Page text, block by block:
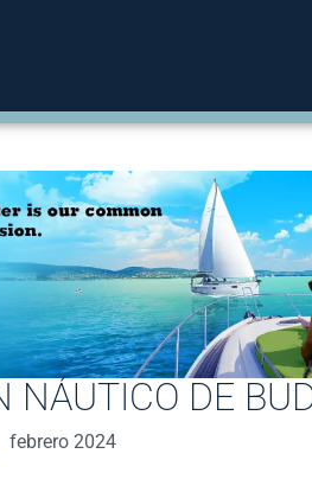
NÁUTICO DE
febrero 2024